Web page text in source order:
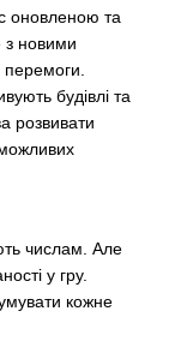
оновленою та
з новими
будівлі та
розвивати
числам. Але
у гру.
кожне